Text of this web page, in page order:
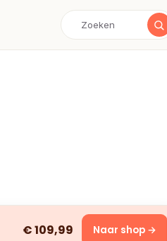
€ 109,99 Naar shop →